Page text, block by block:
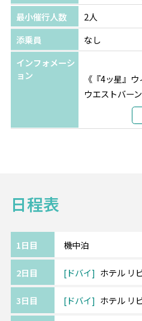
選択条件
部屋タイプ
利用形態
部屋カテゴリ
最小催行人数
2人
添乗員
なし
インフォメーシ
ョン
《『4ッ星』
ウエストバー
西駅からとて
ホテル内には
《『4ッ星』
日本人観光客
クリーク沿い
メトロBaniyas
日程表
1日目 機中泊
2日目 ドバイ ホテル リ
3日目 ドバイ ホテル リ